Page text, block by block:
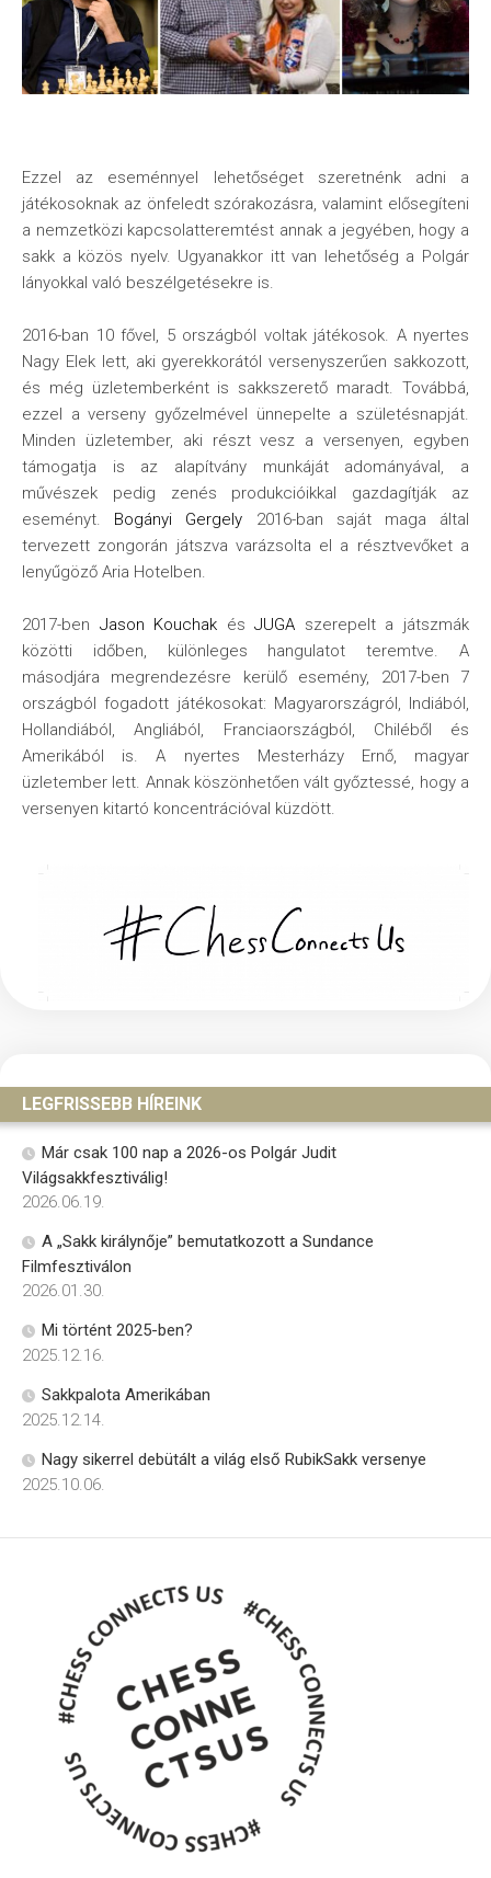
Ezzel az eseménnyel lehetőséget szeretnénk adni a
játékosoknak az önfeledt szórakozásra, valamint elősegíteni
a nemzetközi kapcsolatteremtést annak a jegyében, hogy a
sakk a közös nyelv. Ugyanakkor itt van lehetőség a Polgár
lányokkal való beszélgetésekre is.
2016-ban 10 fővel, 5 országból voltak játékosok. A nyertes
Nagy Elek lett, aki gyerekkorától versenyszerűen sakkozott,
és még üzletemberként is sakkszerető maradt. Továbbá,
ezzel a verseny győzelmével ünnepelte a születésnapját.
Minden üzletember, aki részt vesz a versenyen, egyben
támogatja is az alapítvány munkáját adományával, a
művészek pedig zenés produkcióikkal gazdagítják az
eseményt. Bogányi Gergely 2016-ban saját maga által
tervezett zongorán játszva varázsolta el a résztvevőket a
lenyűgöző Aria Hotelben.
2017-ben Jason Kouchak ésJUGA szerepelt a játszmák
közötti időben, különleges hangulatot teremtve. A
másodjára megrendezésre kerülő esemény, 2017-ben 7
országból fogadott játékosokat: Magyarországról, Indiából,
Hollandiából, Angliából, Franciaországból, Chiléből és
Amerikából is. A nyertes Mesterházy Ernő, magyar
üzletember lett. Annak köszönhetően vált győztessé, hogy a
versenyen kitartó koncentrációval küzdött.
LEGFRISSEBB HÍREINK
Már csak 100 nap a 2026-os Polgár Judit
Világsakkfesztiválig!
2026.06.19.
A „Sakk királynője” bemutatkozott a Sundance
Filmfesztiválon
2026.01.30.
Mi történt 2025-ben?
2025.12.16.
Sakkpalota Amerikában
2025.12.14.
Nagy sikerrel debütált a világ első RubikSakk versenye
2025.10.06.